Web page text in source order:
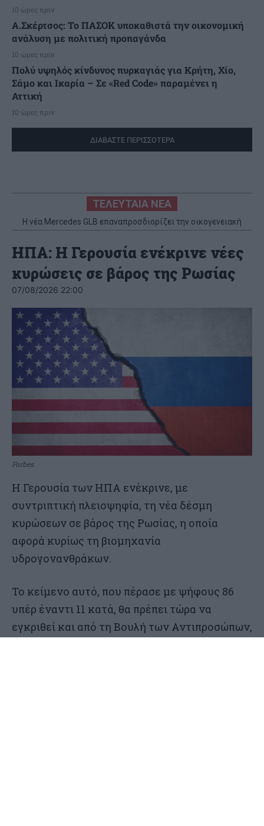
10 ώρες πριν
Α.Σκέρτσος: Το ΠΑΣΟΚ υποκαθιστά την οικονομική
ανάλυση με πολιτική προπαγάνδα
10 ώρες πριν
Πολύ υψηλός κίνδυνος πυρκαγιάς για Κρήτη, Χίο,
Σάμο και Ικαρία – Σε «Red Code» παραμένει η
Αττική
10 ώρες πριν
ΔΙΑΒΑΣΤΕ ΠΕΡΙΣΣΟΤΕΡΑ